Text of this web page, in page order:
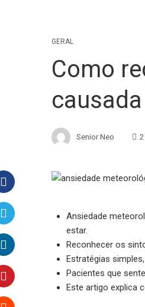
GERAL
Como
Senior Neo
Facebook
Twitter
LinkedIn
Pinterest
Ansiedade
estar.
Reconhecer os
Estratégias
Pacientes que
Este artigo explica